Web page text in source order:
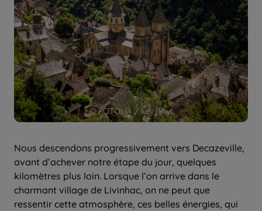
© FOTOLIA / kev_kiwi
Nous descendons progressivement vers Decazeville,
avant d’achever notre étape du jour, quelques
kilomètres plus loin. Lorsque l’on arrive dans le
charmant village de Livinhac, on ne peut que
ressentir cette atmosphère, ces belles énergies, qui